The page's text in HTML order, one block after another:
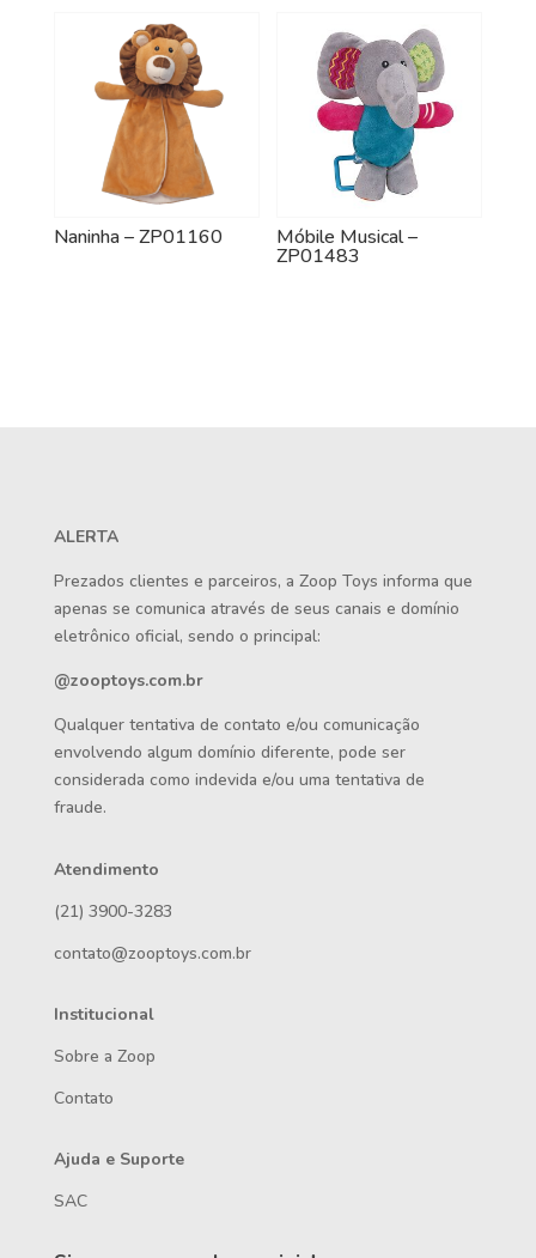
Naninha – ZP01160 Móbile Musical –
ZP01483
ALERTA
Prezados clientes e parceiros, a Zoop Toys informa que
apenas se comunica através de seus canais e domínio
eletrônico oficial, sendo o principal:
@zooptoys.com.br
Qualquer tentativa de contato e/ou comunicação
envolvendo algum domínio diferente, pode ser
considerada como indevida e/ou uma tentativa de
fraude.
Atendimento
(21) 3900-3283
contato@zooptoys.com.br
Institucional
Sobre a Zoop
Contato
Ajuda e Suporte
SAC